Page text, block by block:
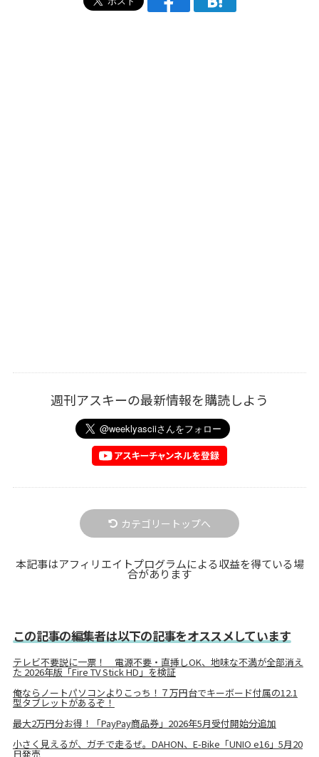
週刊アスキーの最新情報を購読しよう
カテゴリートップへ
本記事はアフィリエイトプログラムによる収益を得ている場
合があります
この記事の編集者は以下の記事をオススメしています
テレビ不要説に一票！ 電源不要・直挿しOK、地味な不満が全部消え
た 2026年版「Fire TV Stick HD」を検証
俺ならノートパソコンよりこっち！７万円台でキーボード付属の12.1
型タブレットがあるぞ！
最大2万円分お得！「PayPay商品券」2026年5月受付開始分追加
小さく見えるが、ガチで走るぜ。DAHON、E-Bike「UNIO e16」5月20
日発売